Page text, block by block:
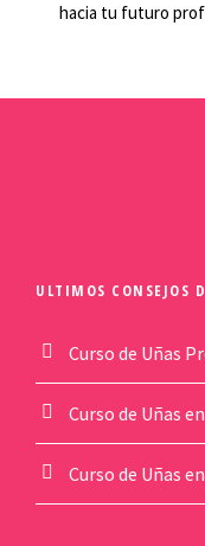
hacia tu futuro
ULTIMOS CONSEJOS
Curso de Uñas
Curso de Uñas
Curso de Uñas